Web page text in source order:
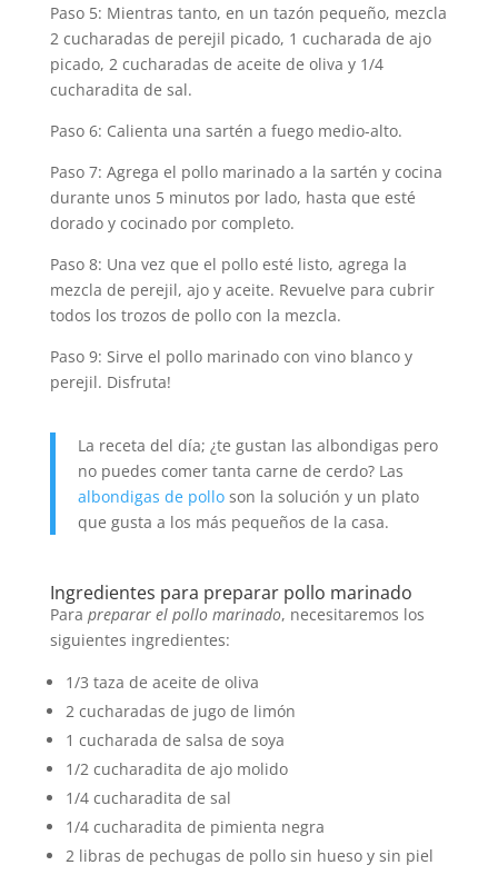
Paso 5: Mientras tanto, en un tazón pequeño, mezcla
2 cucharadas de perejil picado, 1 cucharada de ajo
picado, 2 cucharadas de aceite de oliva y 1/4
cucharadita de sal.
Paso 6: Calienta una sartén a fuego medio-alto.
Paso 7: Agrega el pollo marinado a la sartén y cocina
durante unos 5 minutos por lado, hasta que esté
dorado y cocinado por completo.
Paso 8: Una vez que el pollo esté listo, agrega la
mezcla de perejil, ajo y aceite. Revuelve para cubrir
todos los trozos de pollo con la mezcla.
Paso 9: Sirve el pollo marinado con vino blanco y
perejil. Disfruta!
La receta del día; ¿te gustan las albondigas pero
no puedes comer tanta carne de cerdo? Las
albondigas de polloson la solución y un plato
que gusta a los más pequeños de la casa.
Ingredientes para preparar pollo marinado
Para preparar el pollo marinado, necesitaremos los
siguientes ingredientes:
1/3 taza de aceite de oliva
2 cucharadas de jugo de limón
1 cucharada de salsa de soya
1/2 cucharadita de ajo molido
1/4 cucharadita de sal
1/4 cucharadita de pimienta negra
2 libras de pechugas de pollo sin hueso y sin piel